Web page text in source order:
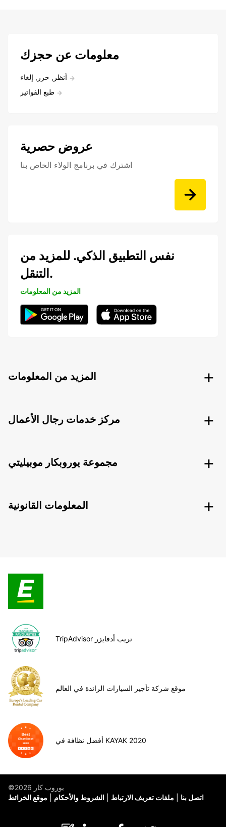
معلومات عن حجزك
أنظر, حرر, إلغاء
طبع الفواتير
عروض حصرية
اشترك في برنامج الولاء الخاص بنا
نفس التطبيق الذكي. للمزيد من
التنقل.
المزيد من المعلومات
المزيد من المعلومات
مركز خدمات رجال الأعمال
مجموعة يوروبكار موبيليتي
المعلومات القانونية
TripAdvisor تريب أدفايزر
موقع شركة تأجير السيارات الرائدة في العالم
أفضل نظافة في KAYAK 2020
©يوروب كار 2026
موقع الخرائط
الشروط والأحكام ملفات تعريف الارتباط اتصل بنا